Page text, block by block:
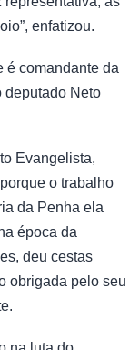
enfatizou.
é comandante da
deputado Neto
Evangelista,
o trabalho
da Penha ela
época da
deu cestas
obrigada pelo seu